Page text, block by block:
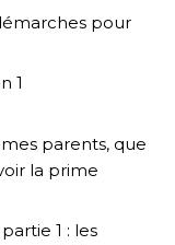
pour
1
parents, que
la prime
1 : les